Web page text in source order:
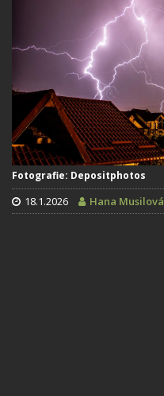
Fotografie: Depositphotos
18.1.2026 Hana Musilová